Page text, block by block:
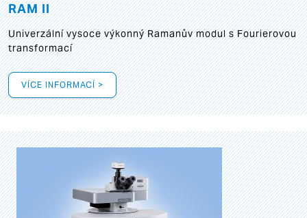
RAM II
Univerzální vysoce výkonný Ramanův modul s Fourierovou
transformací
VÍCE INFORMACÍ >